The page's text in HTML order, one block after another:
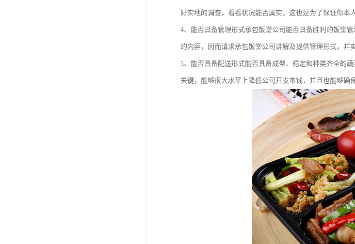
好实地的调查，看看状况能否属实，这也是为了保证你本
4、能否具备管理形式承包饭堂公司能否具备胜利的饭堂
的内容，因而请求承包饭堂公司讲解及提供管理形式，并
5、能否具备配送形式能否具备成型、稳定和种类齐全的
关键，能够很大水平上降低公司开支本钱，并且也能够确